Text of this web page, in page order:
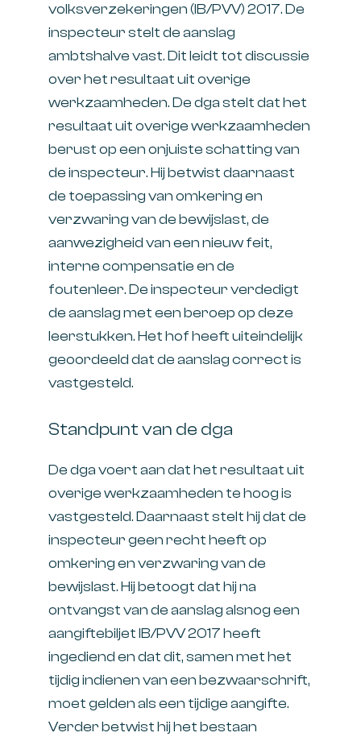
volksverzekeringen (IB/PVV) 2017. De
inspecteur stelt de aanslag
ambtshalve vast. Dit leidt tot discussie
over het resultaat uit overige
werkzaamheden. De dga stelt dat het
resultaat uit overige werkzaamheden
berust op een onjuiste schatting van
de inspecteur. Hij betwist daarnaast
de toepassing van omkering en
verzwaring van de bewijslast, de
aanwezigheid van een nieuw feit,
interne compensatie en de
foutenleer. De inspecteur verdedigt
de aanslag met een beroep op deze
leerstukken. Het hof heeft uiteindelijk
geoordeeld dat de aanslag correct is
vastgesteld.
Standpunt van de dga
De dga voert aan dat het resultaat uit
overige werkzaamheden te hoog is
vastgesteld. Daarnaast stelt hij dat de
inspecteur geen recht heeft op
omkering en verzwaring van de
bewijslast. Hij betoogt dat hij na
ontvangst van de aanslag alsnog een
aangiftebiljet IB/PVV 2017 heeft
ingediend en dat dit, samen met het
tijdig indienen van een bezwaarschrift,
moet gelden als een tijdige aangifte.
Verder betwist hij het bestaan